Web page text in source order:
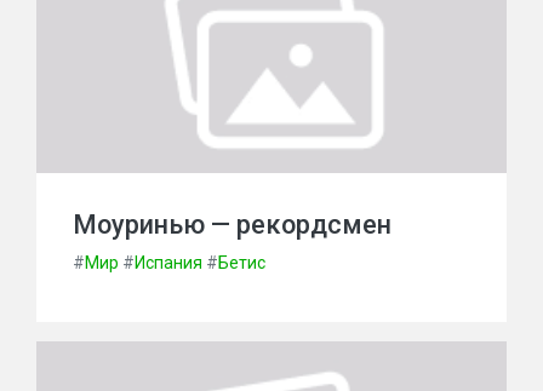
Моуринью — рекордсмен
#Мир #Испания #Бетис